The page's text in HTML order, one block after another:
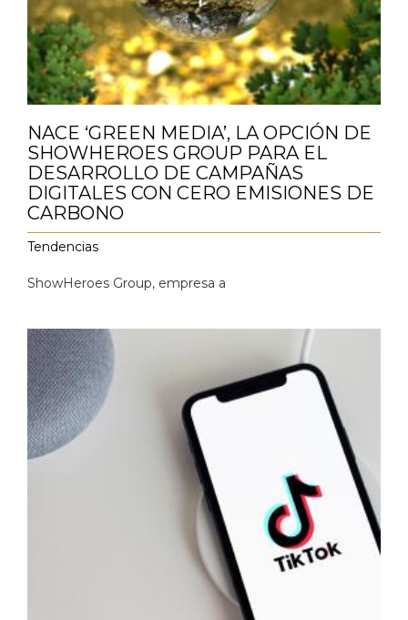
NACE ‘GREEN MEDIA’, LA OPCIÓN DE
SHOWHEROES GROUP PARA EL
DESARROLLO DE CAMPAÑAS
DIGITALES CON CERO EMISIONES DE
CARBONO
Tendencias
ShowHeroes Group, empresa a